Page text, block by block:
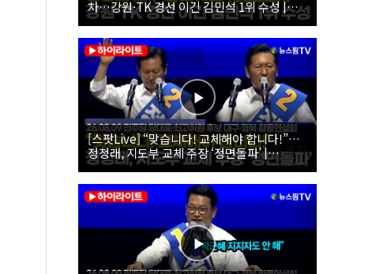
차…강원·TK 경선 이긴 김민석 1위 수성 |
26.08.09 더불어민주당 당대표·최고위원 후
보 대구·경북 합동연설회
[스팟Live] “맞습니다! 교체해야 합니다!”…
정청래, 지도부 교체 주장 ‘정면돌파’ |
26.08.09 더불어민주당 당대표·최고위원 후
보 대구·경북 합동연설회